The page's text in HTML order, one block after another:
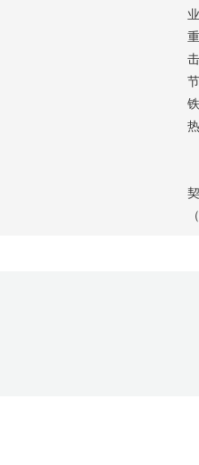
济南分公司：0531-
重庆营业部：023-
南宁营业部：0771-
宁波营业部：0574-